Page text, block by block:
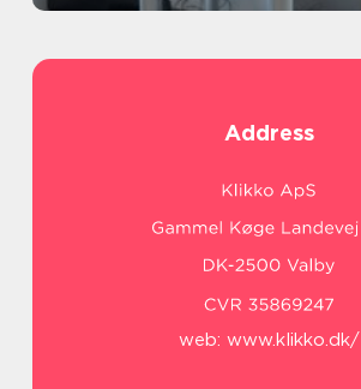
Address
web: www.klikko.dk/